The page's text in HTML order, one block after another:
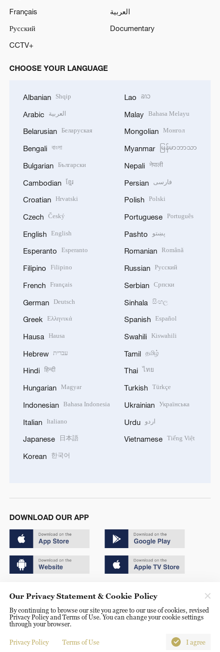
Français
العربية
Русский
Documentary
CCTV+
CHOOSE YOUR LANGUAGE
Albanian Shqip
Arabic العربية
Belarusian Беларуская
Bengali বাংলা
Bulgarian Български
Cambodian ខ្មែរ
Croatian Hrvatski
Czech Český
English English
Esperanto Esperanto
Filipino Filipino
French Français
German Deutsch
Greek Ελληνικά
Hausa Hausa
Hebrew עברית
Hindi हिन्दी
Hungarian Magyar
Indonesian Bahasa Indonesia
Italian Italiano
Japanese 日本語
Korean 한국어
Lao ລາວ
Malay Bahasa Melayu
Mongolian Монгол
Myanmar မြန်မာဘာသာ
Nepali नेपाली
Persian فارسی
Polish Polski
Portuguese Português
Pashto پښتو
Romanian Română
Russian Русский
Serbian Српски
Sinhala සිංහල
Spanish Español
Swahili Kiswahili
Tamil தமிழ்
Thai ไทย
Turkish Türkçe
Ukrainian Українська
Urdu اردو
Vietnamese Tiếng Việt
DOWNLOAD OUR APP
京ICP备20000184号
京公网安备 11010502050052号
Disinformation report hotline: 010-85061466
Our Privacy Statement & Cookie Policy
By continuing to browse our site you agree to our use of cookies, revised
Privacy Policy and Terms of Use. You can change your cookie settings
through your browser.
Privacy Policy Terms of Use I agree